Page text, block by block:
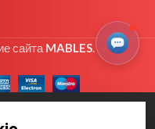
сайтаMABLES.